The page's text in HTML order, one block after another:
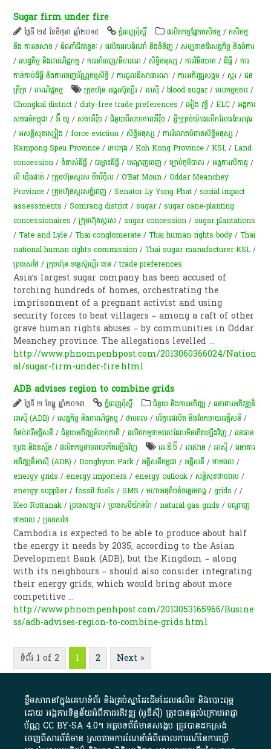
Sugar firm under fire
ថ្ងៃទី ២៩ ខែមិថុនា ឆ្នាំ២០១៥ ភ្នំពេញប៉ុស្តិ៍ ​ផលិតកម្ម​ផ្នែក​កសិកម្ម​ /កសិកម្ម​
និង​ ការ​នេ​សាទ​ /ដំណាំ​ជីវ​ឥន្ធនៈ /ផលិតផលដំណាំ និងទំនិញ /សម្បទានដីសេដ្ឋកិច្ច និងចំការ
/សេដ្ឋកិច្ច និងពាណិជ្ជកម្ម /ការនាំចេញ/នីហរណ /សិទ្ធិមនុស្ស /ការវិនិយោគ /ដីធ្លី /ការ
កាន់កាប់​ដីធ្លី និង​ការចេញ​ប័ណ្ណកម្មសិទ្ធិ​ /ការជួលដីសាធារណៈ /ការ​អភិវឌ្ឍ​សង្គម /​ស្ករ /ជន
ក្រីក្រ /ពាណិជ្ជកម្ម ក្រុមហ៊ុន អង្គរស៊ូហ្គើរ /អាស៊ី /blood sugar/ពលកម្ម​កុមារ​ /
Chongkal district /duty-free trade preferences /អៀង វុទ្ធី/ELC /អង្គការ
សមធម៌កម្ពុជា /អ៊ី យូ /សភាអឺរ៉ុប /ជំនួយពីសហភាពអឺរ៉ុប /អ្វីៗ​គ្រប់​យ៉ាង​លើក​លែង​តែ​អាវុធ
/​អសន្តិសុខ​ស្បៀង​ /force eviction /សិទ្ធិមនុស្ស /ការ​រំលោភ​បំពាន​​សិទ្ធិ​មនុស្ស​​​ /
Kampong Speu Province /កោះកុង /Koh Kong Province /KSL /Land
concession /ទំនាស់ដីធ្លី /ជម្លោះ​ដីធ្លី /បណ្តេញចេញ /ច្បាប់ភូមិបាល /អង្គការលីកាដូ /
លី យ៉ុងផាត់ /ក្រុមហ៊ុនស្ករស មីតរិ៍ប៉ូល /O’Bat Moun /Oddar Meanchey
Province /ក្រុម​ហ៊ុន​ស្ករសភ្នំពេញ /Senator Ly Yong Phat /social impact
assessments /Somrang district /sugar/sugar cane-planting
concessionaires /ក្រុម​ហ៊ុន​ស្ករស /sugar concession /sugar plantations
/Tate and Lyle /Thai conglomerate /Thai human rights body /Thai
national human rights commission /Thai sugar manufacturer KSL /
ប្រទេសថៃ /ក្រុមហ៊ុន ទន្លេស៊ូហ្គើរ ខេន /trade preferences
Asia’s largest sugar company has been accused of
torching hundreds of homes, orchestrating the
imprisonment of a pregnant activist and using
security forces to beat villagers – among a raft of other
grave human rights abuses – by communities in Oddar
Meanchey province. The allegations levelled...
http://www.phnompenhpost.com/2013060366024/Nation
al/sugar-firm-under-fire.html
ADB advises region to combine grids
ថ្ងៃទី ២ ខែធ្នូ ឆ្នាំ២០១៣ ភ្នំពេញប៉ុស្តិ៍ ជំនួយ និងការអភិវឌ្ឍ /ធនាគារអភិវឌ្ឍន៏
អាស៊ី (ADB) /សេដ្ឋកិច្ច និងពាណិជ្ជកម្ម /ថាមពល /បរិក្ខារផលិត និងចែកចាយអគ្គីសនី /
ទំនប់​វា​រី​អគ្គិសនី​ /ជំនួយអភិវឌ្ឍន៍ពហុភាគី /ផលិតកម្មថាមពលដែលមិនកើតឡើងវិញ /ធនធាន
ប្រេង និងឧស្ម័ន /ផលិតកម្មថាមពលកើតឡើងវិញ អេ.ឌី.ប៊ី /អាស៊ាន /អាស៊ី /ធនាគារ
អភិវឌ្ឍន៏អាស៊ី (ADB) /Donghyun Park /អគ្គិសនីកម្ពុជា /អគ្គិសនី /ថាមពល /
energy grids / energy importers / energy outlook /សន្តិសុខថាមពល /
energy supplier/fossil fuels /GMS /មហាអនុតំបន់ទន្លេមេគង្គ /grids //
Keo Rottanak /ប្រទេសឡាវ /ប្រទេសមីយ៉ាន់ម៉ា /natural gas grids /ប​ណ្តា​ញ​
ថាមពល /ប្រទេសថៃ
Cambodia is expected to be able to produce about half
the energy it needs by 2035, according to the Asian
Development Bank (ADB), but the Kingdom – along
with its neighbours – should also consider integrating
their energy grids, which would bring about more
competitive...
http://www.phnompenhpost.com/2013053165966/Busine
ss/adb-advises-region-to-combine-grids.html
ទំព័រ 1 of 2 1 2 Next »
ខ្លឹមសារ​នៅ​ក្នុង​គេហទំព័រ និង​គ្រប់​ស្នា​ដៃ​ដើម​ដែល​ផលិត​ និង​បោះពុម្ព​
ដោយ​ អង្គការ​ទិន្នន័យ​អំពី​ការអភិវឌ្ឍ​​ (អូ​ឌី​ស៊ី)​ ត្រូវ​បាន​ផ្តល់​ក្រោម​អាជ្ញា
ប័ណ្ណ​CC BY-SA 4.0។​ អត្ថបទ​ព័ត៌មាន​សង្ខេប​ ត្រូវ​បាន​ដកស្រង់​
ចេញពី​សារព័ត៌មាន ស្របតាមការ​ណែនាំ​អំពី​គោលការណ៍​នៃ​ការ​ប្រើ